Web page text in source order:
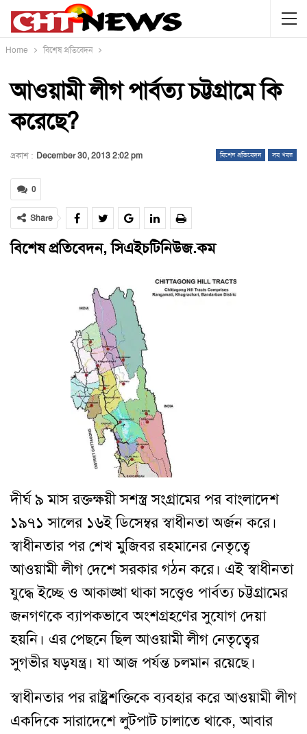
Home বিশেষ প্রতিবেদন
আওয়ামী লীগ পার্বত্য চট্টগ্রামে কি
করেছে?
বিশেষ প্রতিবেদন সব খবর
প্রকাশ : December 30, 2013 2:02 pm
0
Share
বিশেষ প্রতিবেদন,সিএইচটিনিউজ.কম
দীর্ঘ ৯ মাস রক্তক্ষয়ী সশস্ত্র সংগ্রামের পর বাংলাদেশ
১৯৭১ সালের ১৬ই ডিসেম্বর স্বাধীনতা অর্জন করে।
স্বাধীনতার পর শেখ মুজিবর রহমানের নেতৃত্বে
আওয়ামী লীগ দেশে সরকার গঠন করে। এই স্বাধীনতা
যুদ্ধে ইচ্ছে ও আকাঙ্খা থাকা সত্ত্বেও পার্বত্য চট্টগ্রামের
জনগণকে ব্যাপকভাবে অংশগ্রহণের সুযোগ দেয়া
হয়নি। এর পেছনে ছিল আওয়ামী লীগ নেতৃত্বের
সুগভীর ষড়যন্ত্র। যা আজ পর্যন্ত চলমান রয়েছে।
স্বাধীনতার পর রাষ্ট্রশক্তিকে ব্যবহার করে আওয়ামী লীগ
একদিকে সারাদেশে লুটপাট চালাতে থাকে, আবার